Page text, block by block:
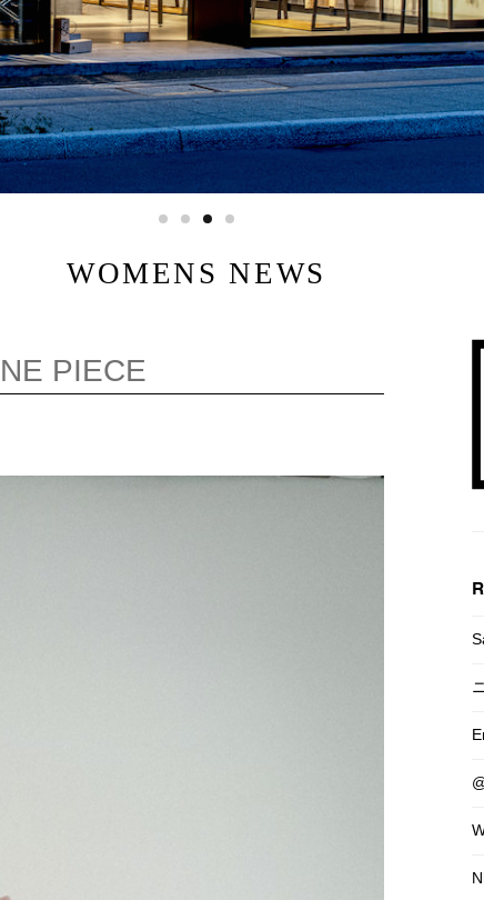
WOMENS NEWS
PIECE